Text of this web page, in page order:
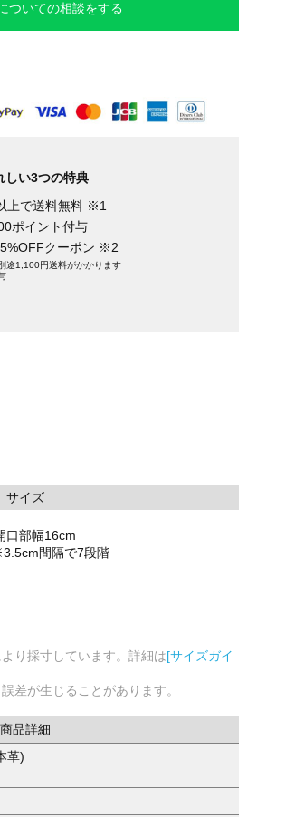
ついての相談をする
しい3つの特典
上で送料無料 ※1
ポイント付与
クーポン ※2
途1,100円送料がかかります
サイズ
口部幅16cm
間隔で7段階
り採寸しています。詳細は[サイズガイ
差が生じることがあります。
商品詳細
革)